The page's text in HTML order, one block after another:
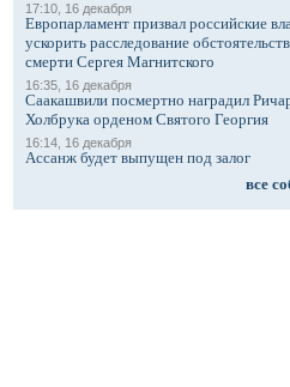
17:10, 16 декабря
Европарламент призвал российские
ускорить расследование обстоятельств
смерти Сергея Магнитского
16:35, 16 декабря
Саакашвили посмертно наградил
Холбрука орденом Святого Георгия
16:14, 16 декабря
Ассанж будет выпущен под залог
все